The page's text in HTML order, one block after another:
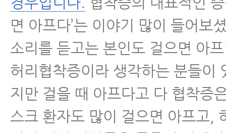
식 찾으신다구요? 이 음식을 꼭 섭
- 척추협착증, 퇴행성디스크, 척추
리통증에 재활치료를 꼭 받아야
- 척추협착증운동, 눌린 신경을 풀
하는 5가지 운동
- 척추협착증인데 한쪽 다리만 심
면 아프다’는 이야기 많이 들어보
소리를 듣고는 본인도 걸으면 아
허리협착증이라 생각하는 분들이
지만 걸을 때 아프다고 다 협착증
스크 환자도 많이 걸으면 아프고,